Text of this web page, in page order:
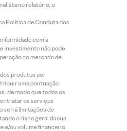
no relatório, o
Política de Conduta dos
com a
investimento não pode
no mercado de
produtos por
uma pontuação
de modo que todos os
os serviços
se há limitações de
o risco geral da sua
e/ou volume financeiro